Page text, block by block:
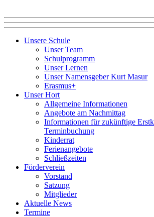
Unsere Schule
Unser Team
Schulprogramm
Unser Lernen
Unser Namensgeber Kurt Masur
Erasmus+
Unser Hort
Allgemeine Informationen
Angebote am Nachmittag
Informationen für zukünftige
Terminbuchung
Kinderrat
Ferienangebote
Schließzeiten
Förderverein
Vorstand
Satzung
Mitglieder
Aktuelle News
Termine